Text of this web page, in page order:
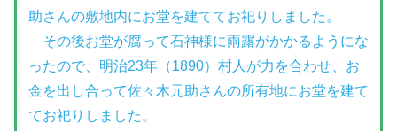
助さんの敷地内にお堂を建ててお祀りしました。
その後お堂が腐って石神様に雨露がかかるようにな
ったので、明治23年（1890）村人が力を合わせ、お
金を出し合って佐々木元助さんの所有地にお堂を建て
てお祀りしました。